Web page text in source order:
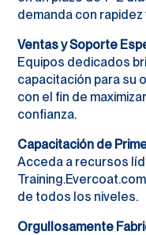
demanda con rapidez
Ventas y Soporte
Equipos dedicados
capacitación para su
con el fin de
confianza.
Capacitación de
Acceda a recursos
de todos los niveles.
Orgullosamente